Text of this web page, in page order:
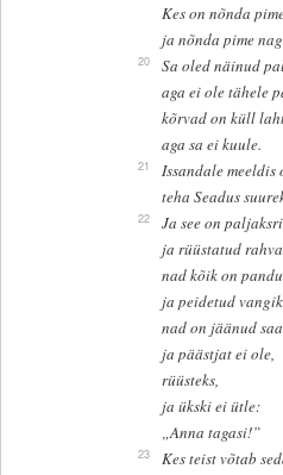
Kes on nõnda
ja nõnda pime
20
Sa oled näinud
aga ei ole tähele
kõrvad on küll
aga sa ei kuule.
21
Issandale meeldis
teha Seadus
22
Ja see on
ja rüüstatud
nad kõik on
ja peidetud
nad on jäänud
ja päästjat ei ole,
rüüsteks,
ja ükski ei ütle:
„Anna tagasi!”
23
Kes teist võtab